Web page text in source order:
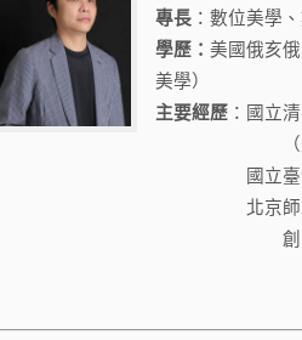
專長 ：數位美學
學歷： 美國俄亥
美學）
主要經歷 ： 國立
（兼所長
國立臺灣師範大學
北京師範大學—香港浸
創院院長及媒體